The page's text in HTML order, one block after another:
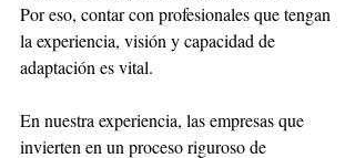
Por eso, contar con profesionales que tengan
la experiencia, visión y capacidad de
adaptación es vital.
En nuestra experiencia, las empresas que
invierten en un proceso riguroso de